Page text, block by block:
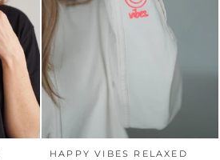
HAPPY VIBES RELAXED